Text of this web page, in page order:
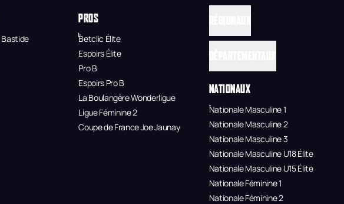
PROS
Betclic Élite
Espoirs Élite
Pro B
Espoirs Pro B
La Boulangère Wonderligue
Ligue Féminine 2
Coupe de France Joe Jaunay
NATIONAUX
Nationale Masculine 1
Nationale Masculine 2
Nationale Masculine 3
Nationale Masculine U18 Élite
Nationale Masculine U15 Élite
Nationale Féminine 1
Nationale Féminine 2